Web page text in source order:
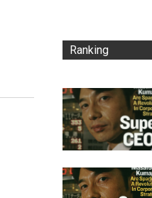
Ranking